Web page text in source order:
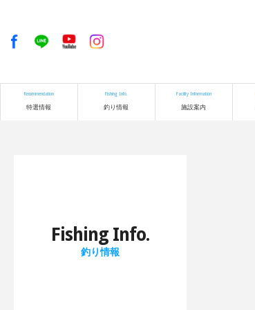
Recommendation
特選情報
Fishing Info.
釣り情報
Facility Information
施設案内
Fishing Info.
釣り情報